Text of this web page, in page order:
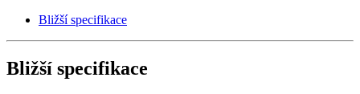
Bližší specifikace
Bližší specifikace